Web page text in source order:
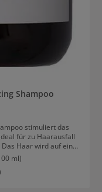
Shampoo
stimuliert das
für zu Haarausfall
Haar wird auf eine
beruhigt und belebt.
Shampoo Das
einmassiert und 2-3
ml)
Preis: